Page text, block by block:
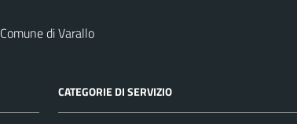
Comune di Varallo
CATEGORIE DI SERVIZIO